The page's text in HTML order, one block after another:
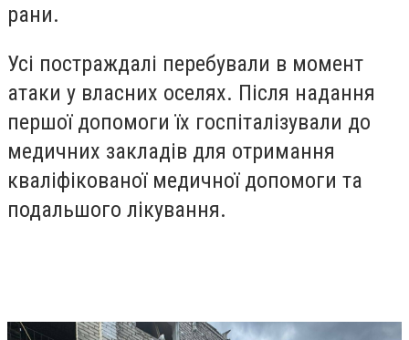
рани.
Усі постраждалі перебували в момент
атаки у власних оселях. Після надання
першої допомоги їх госпіталізували до
медичних закладів для отримання
кваліфікованої медичної допомоги та
подальшого лікування.